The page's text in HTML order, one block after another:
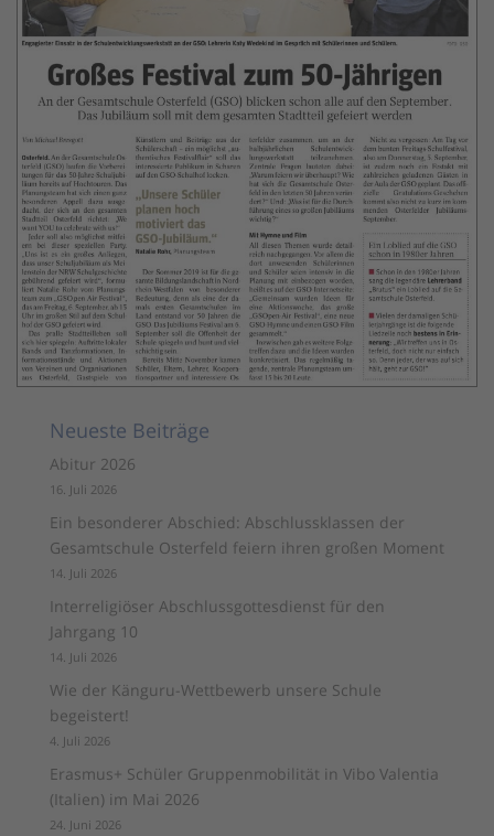
Neueste Beiträge
Abitur 2026
16. Juli 2026
Ein besonderer Abschied: Abschlussklassen der
Gesamtschule Osterfeld feiern ihren großen Moment
14. Juli 2026
Interreligiöser Abschlussgottesdienst für den
Jahrgang 10
14. Juli 2026
Wie der Känguru-Wettbewerb unsere Schule
begeistert!
4. Juli 2026
Erasmus+ Schüler Gruppenmobilität in Vibo Valentia
(Italien) im Mai 2026
24. Juni 2026